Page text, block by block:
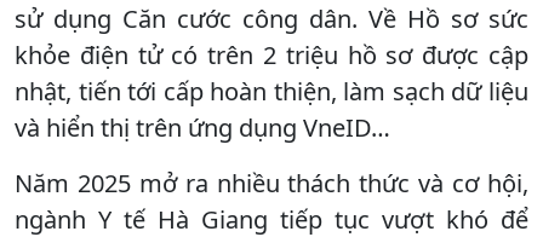
sử dụng Căn cước công dân. Về Hồ sơ sức
khỏe điện tử có trên 2 triệu hồ sơ được cập
nhật, tiến tới cấp hoàn thiện, làm sạch dữ liệu
và hiển thị trên ứng dụng VneID…
Năm 2025 mở ra nhiều thách thức và cơ hội,
ngành Y tế Hà Giang tiếp tục vượt khó để